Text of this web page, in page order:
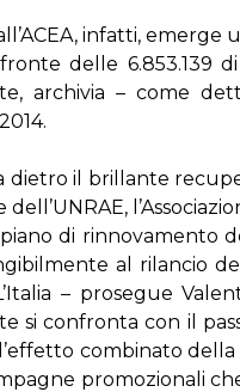
in­fat­ti,
del­le
ar­chi­via – co­me
die­tro il bril­lan­te
di rin­no­va­men­to
al ri­lan­cio
– pro­se­gue
si con­fron­ta con il
com­bi­na­to
pro­mo­zio­na­li